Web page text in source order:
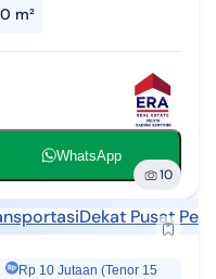
m²
WhatsApp
10
Dekat Pusat
Rp 10 Jutaan (Tenor 15